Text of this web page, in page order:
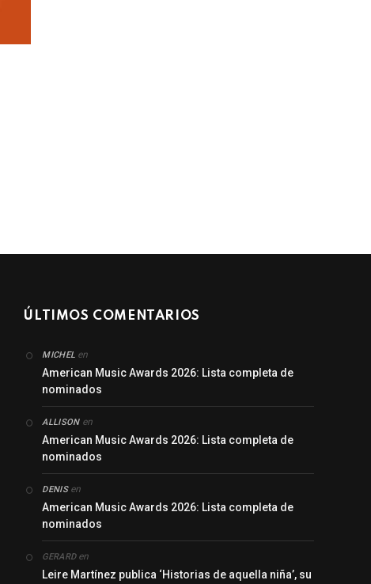
ÚLTIMOS COMENTARIOS
MICHEL en
American Music Awards 2026: Lista completa de
nominados
ALLISONen
American Music Awards 2026: Lista completa de
nominados
DENISen
American Music Awards 2026: Lista completa de
nominados
GERARDen
Leire Martínez publica ‘Historias de aquella niña’, su